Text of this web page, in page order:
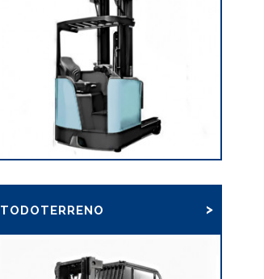
TODOTERRENO